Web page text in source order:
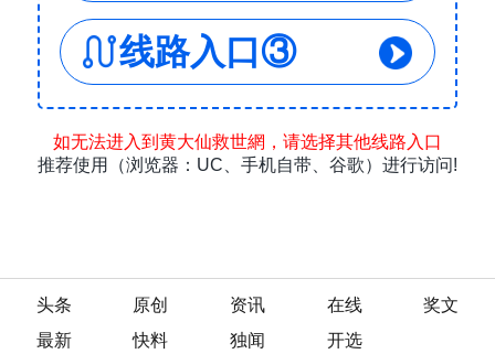
头条 原创 资讯 在线
奖文
最新
快料 独闻 开选